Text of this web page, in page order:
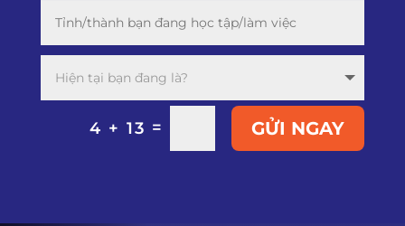
4 + 13 = GỬI NGAY